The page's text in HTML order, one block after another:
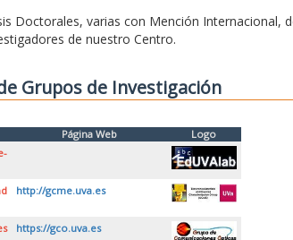
Doctorales, varias con Mención Internacional,
de nuestro Centro.
Grupos de Investigación
Página Web
Logo
http://gcme.uva.es
https://gco.uva.es